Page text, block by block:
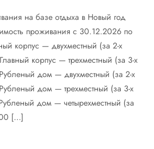
на базе отдыха в Новый год
проживания с 30.12.2026 по
корпус — двухместный (за 2-х
корпус — трехместный (за 3-х
дом — двухместный (за 2-х
дом — трехместный (за 3-х
дом — четырехместный (за
[…]